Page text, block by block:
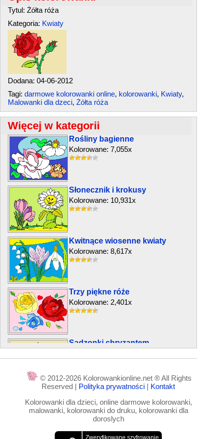
Tytul: Żółta róża
Kategoria: Kwiaty
Dodana: 04-06-2012
Tagi: darmowe kolorowanki online, kolorowanki, Kwiaty,
Malowanki dla dzeci, Żółta róża
Więcej w kategorii
Rośliny bagienne
Kolorowane: 7,055x
Słonecznik i krokusy
Kolorowane: 10,931x
Kwitnące wiosenne kwiaty
Kolorowane: 8,617x
Trzy piękne róże
Kolorowane: 2,401x
Sadzonki chryzantem
Kolorowane: 28,284x
© 2012-2026 Kolorowankionline.net ® All Rights
Reserved | Polityka prywatności | Kontakt
Kolorowanki dla dzieci, online darmowe kolorowanki,
malowanki, kolorowanki do druku, kolorowanki dla
doroslych